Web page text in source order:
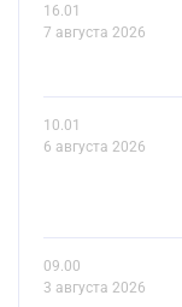
16.01
7 августа 2026
10.01
6 августа 2026
09.00
3 августа 2026